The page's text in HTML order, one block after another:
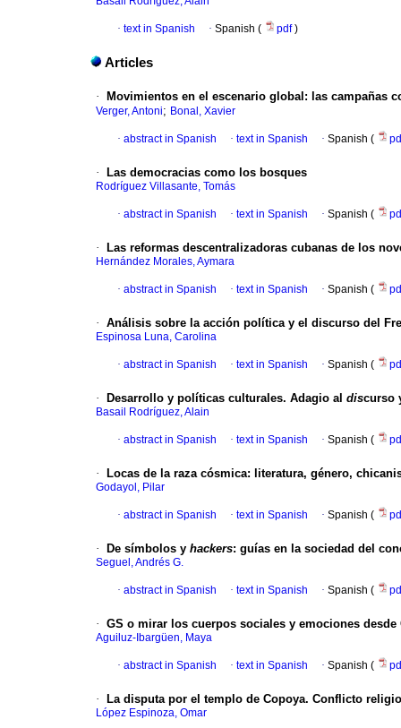
· text in Spanish · Spanish ( pdf)
Articles
· Movimientos en el escenario global: las campañas
Verger, Antoni; Bonal, Xavier
· abstract in Spanish · text in Spanish · Spanish (
· Las democracias como los bosques
Rodríguez Villasante, Tomás
· abstract in Spanish · text in Spanish · Spanish (
· Las reformas descentralizadoras cubanas de los
Hernández Morales, Aymara
· abstract in Spanish · text in Spanish · Spanish (
· Análisis sobre la acción política y el discurso del
Espinosa Luna, Carolina
· abstract in Spanish · text in Spanish · Spanish (
· Desarrollo y políticas culturales. Adagio al discurso
Basail Rodríguez, Alain
· abstract in Spanish · text in Spanish · Spanish (
· Locas de la raza cósmica: literatura, género,
Godayol, Pilar
· abstract in Spanish · text in Spanish · Spanish (
· De símbolos y hackers: guías en la sociedad del
Seguel, Andrés G.
· abstract in Spanish · text in Spanish · Spanish (
· GS o mirar los cuerpos sociales y emociones desde
Aguiluz-Ibargüen, Maya
· abstract in Spanish · text in Spanish · Spanish (
· La disputa por el templo de Copoya. Conflicto
López Espinoza, Omar